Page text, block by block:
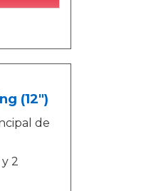
(12")
de
2